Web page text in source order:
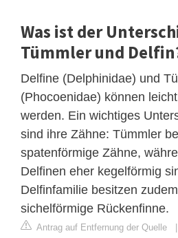
Was ist der
Tümmler und
Delfine (Delphinidae) und
(Phocoenidae) können
werden. Ein wichtiges
sind ihre Zähne: Tümmler
spatenförmige Zähne,
Delfinen eher kegelförmig
Delfinfamilie besitzen
sichelförmige Rückenfinne.
Antrag auf Entfernung der Quelle